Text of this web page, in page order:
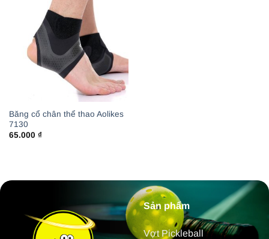
Băng cổ chân thể thao Aolikes
7130
65.000 ₫
Sản phẩm
Vợt Pickleball